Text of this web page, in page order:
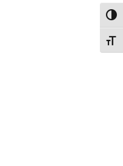
הפעל/כבה ניגודיות גבוהה
מתג גודל גופן